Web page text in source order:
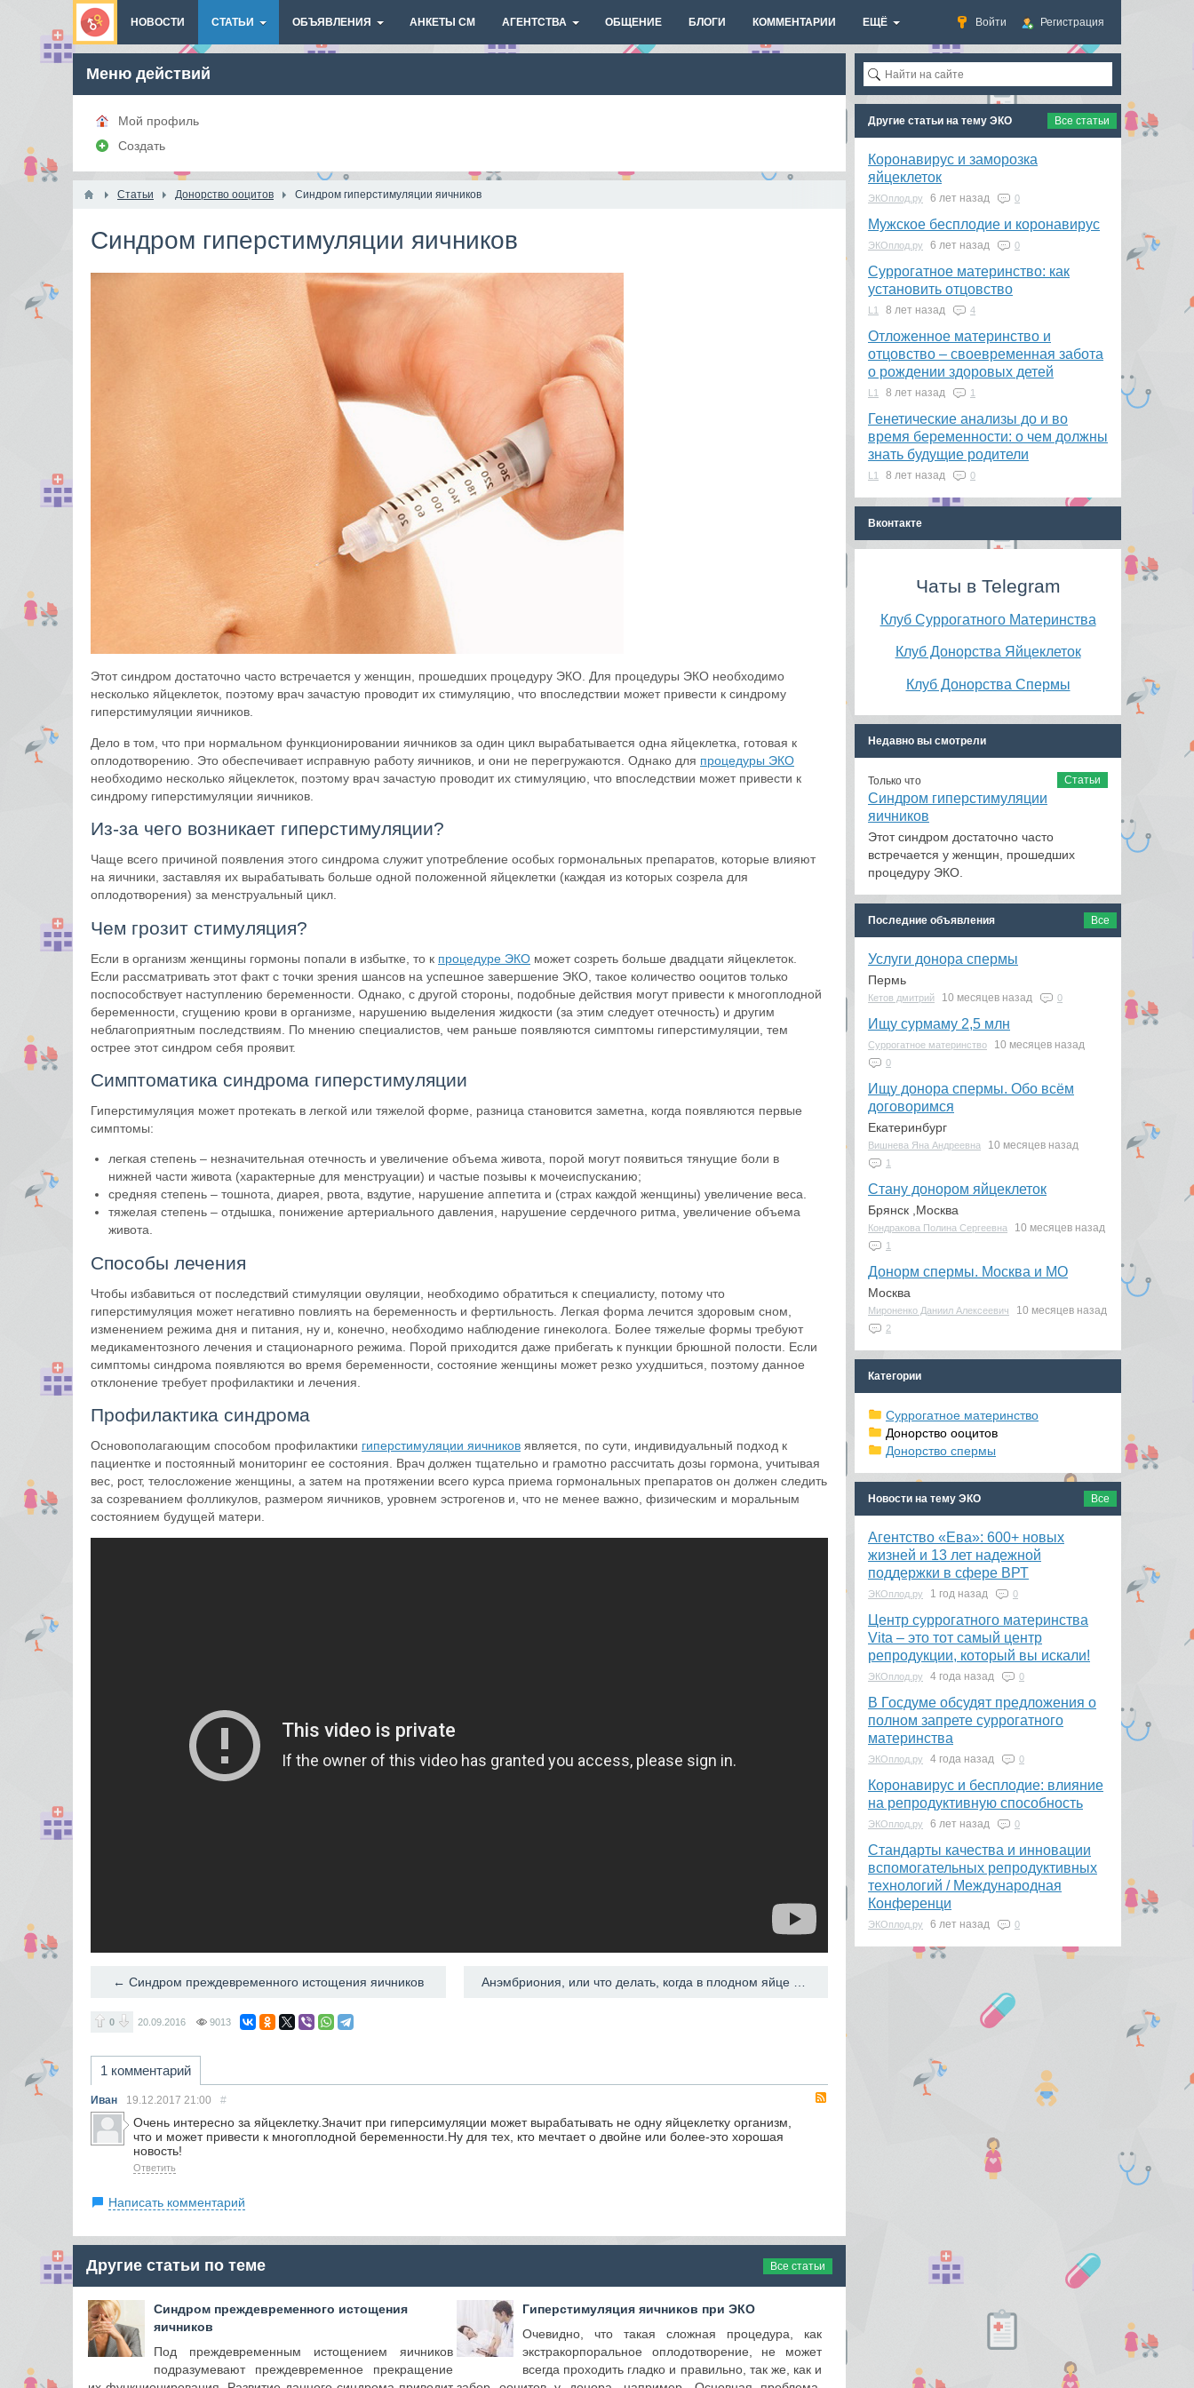
Войти Регистрация
НОВОСТИ СТАТЬИ ОБЪЯВЛЕНИЯ АНКЕТЫ СМ АГЕНТСТВА ОБЩЕНИЕ БЛОГИ КОММЕНТАРИИ ЕЩЁ
Меню действий
Мой профиль
Создать
Статьи Донорство ооцитов Синдром гиперстимуляции яичников
Синдром гиперстимуляции яичников
Этот синдром достаточно часто встречается у женщин, прошедших процедуру ЭКО. Для процедуры ЭКО необходимо
несколько яйцеклеток, поэтому врач зачастую проводит их стимуляцию, что впоследствии может привести к синдрому
гиперстимуляции яичников.
Дело в том, что при нормальном функционировании яичников за один цикл вырабатывается одна яйцеклетка, готовая к
оплодотворению. Это обеспечивает исправную работу яичников, и они не перегружаются. Однако для процедуры ЭКО
необходимо несколько яйцеклеток, поэтому врач зачастую проводит их стимуляцию, что впоследствии может привести к
синдрому гиперстимуляции яичников.
Из-за чего возникает гиперстимуляции?
Чаще всего причиной появления этого синдрома служит употребление особых гормональных препаратов, которые влияют
на яичники, заставляя их вырабатывать больше одной положенной яйцеклетки (каждая из которых созрела для
оплодотворения) за менструальный цикл.
Чем грозит стимуляция?
Если в организм женщины гормоны попали в избытке, то к процедуре ЭКО может созреть больше двадцати яйцеклеток.
Если рассматривать этот факт с точки зрения шансов на успешное завершение ЭКО, такое количество ооцитов только
поспособствует наступлению беременности. Однако, с другой стороны, подобные действия могут привести к многоплодной
беременности, сгущению крови в организме, нарушению выделения жидкости (за этим следует отечность) и другим
неблагоприятным последствиям. По мнению специалистов, чем раньше появляются симптомы гиперстимуляции, тем
острее этот синдром себя проявит.
Симптоматика синдрома гиперстимуляции
Гиперстимуляция может протекать в легкой или тяжелой форме, разница становится заметна, когда появляются первые
симптомы:
легкая степень – незначительная отечность и увеличение объема живота, порой могут появиться тянущие боли в
нижней части живота (характерные для менструации) и частые позывы к мочеиспусканию;
средняя степень – тошнота, диарея, рвота, вздутие, нарушение аппетита и (страх каждой женщины) увеличение веса.
тяжелая степень – отдышка, понижение артериального давления, нарушение сердечного ритма, увеличение объема
живота.
Способы лечения
Чтобы избавиться от последствий стимуляции овуляции, необходимо обратиться к специалисту, потому что
гиперстимуляция может негативно повлиять на беременность и фертильность. Легкая форма лечится здоровым сном,
изменением режима дня и питания, ну и, конечно, необходимо наблюдение гинеколога. Более тяжелые формы требуют
медикаментозного лечения и стационарного режима. Порой приходится даже прибегать к пункции брюшной полости. Если
симптомы синдрома появляются во время беременности, состояние женщины может резко ухудшиться, поэтому данное
отклонение требует профилактики и лечения.
Профилактика синдрома
Основополагающим способом профилактики гиперстимуляции яичников является, по сути, индивидуальный подход к
пациентке и постоянный мониторинг ее состояния. Врач должен тщательно и грамотно рассчитать дозы гормона, учитывая
вес, рост, телосложение женщины, а затем на протяжении всего курса приема гормональных препаратов он должен следить
за созреванием фолликулов, размером яичников, уровнем эстрогенов и, что не менее важно, физическим и моральным
состоянием будущей матери.
← Синдром преждевременного истощения яичников
0 20.09.2016 9013
1 комментарий
Иван 19.12.2017 21:00 #
Очень интересно за яйцеклетку.Значит при гиперсимуляции может вырабатывать не одну яйцеклетку организм,
что и может привести к многоплодной беременности.Ну для тех, кто мечтает о двойне или более-это хорошая
новость!
Ответить
Написать комментарий
Другие статьи по теме Все статьи
Синдром преждевременного истощения
яичников
Под преждевременным истощением яичников
подразумевают преждевременное прекращение
Гиперстимуляция яичников при ЭКО
Очевидно, что такая сложная процедура, как
экстракорпоральное оплодотворение, не может
всегда проходить гладко и правильно, так же, как и
Другие статьи на тему ЭКО Все статьи
Коронавирус и заморозка
яйцеклеток
ЭКОплод.ру 6 лет назад 0
​Мужское бесплодие и коронавирус
ЭКОплод.ру 6 лет назад 0
Суррогатное материнство: как
установить отцовство
L1 8 лет назад 4
Отложенное материнство и
отцовство – своевременная забота
о рождении здоровых детей
L1 8 лет назад 1
Генетические анализы до и во
время беременности: о чем должны
знать будущие родители
L1 8 лет назад 0
Вконтакте
Чаты в Telegram
Клуб Суррогатного Материнства
Клуб Донорства Яйцеклеток
Клуб Донорства Спермы
Недавно вы смотрели
Статьи
Только что
Синдром гиперстимуляции
яичников
Этот синдром достаточно часто
встречается у женщин, прошедших
процедуру ЭКО.
Последние объявления Все
Услуги донора спермы
Пермь
Кетов дмитрий 10 месяцев назад 0
Ищу сурмаму 2,5 млн
Суррогатное материнство 10 месяцев назад
0
Ищу донора спермы. Обо всём
договоримся
Екатеринбург
Вишнева Яна Андреевна 10 месяцев назад
1
Стану донором яйцеклеток
Брянск ,Москва
Кондракова Полина Сергеевна 10 месяцев назад
1
Донорм спермы. Москва и МО
Москва
Мироненко Даниил Алексеевич 10 месяцев назад
2
Категории
Суррогатное материнство
Донорство ооцитов
Донорство спермы
Новости на тему ЭКО Все
Агентство «Ева»: 600+ новых
жизней и 13 лет надежной
поддержки в сфере ВРТ
ЭКОплод.ру 1 год назад 0
​Центр суррогатного материнства
Vita – это тот самый центр
репродукции, который вы искали!
ЭКОплод.ру 4 года назад 0
В Госдуме обсудят предложения о
полном запрете суррогатного
материнства
ЭКОплод.ру 4 года назад 0
Коронавирус и бесплодие: влияние
на репродуктивную способность
ЭКОплод.ру 6 лет назад 0
​Стандарты качества и инновации
вспомогательных репродуктивных
технологий / Международная
Конференци
ЭКОплод.ру 6 лет назад 0